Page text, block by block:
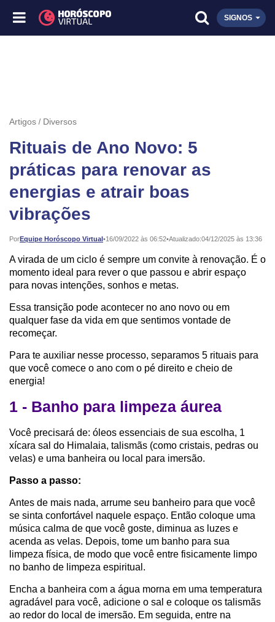
SIGNOS
Artigos Diversos
Rituais de Ano Novo: 5
práticas para renovar as
energias e atrair boas
vibrações
PorEquipe Horóscopo Virtual•
Publicado: 16/09/2022 às 06:52•Atualizado:04/12/2025 às 13:36
A virada de um ciclo é sempre um convite à renovação. É o
momento ideal para rever o que passou e abrir espaço
para novas intenções, sonhos e metas.
Essa transição pode acontecer no ano novo ou em
qualquer fase da vida em que sentimos vontade de
recomeçar.
Para te auxiliar nesse processo, separamos 5 rituais para
que você comece o ano com o pé direito e cheio de
energia!
1 - Banho para limpeza áurea
Você precisará de: óleos essenciais de sua escolha, 1
xícara sal do Himalaia, talismãs (como cristais, pedras ou
velas) e uma banheira ou local para imersão.
Passo a passo:
Antes de mais nada, arrume seu banheiro para que você
se sinta confortável naquele espaço. Então coloque uma
música calma de que você goste, diminua as luzes e
acenda as velas. Depois, tome um banho para sua
limpeza física, de modo que você entre fisicamente limpo
no banho de limpeza espiritual.
Encha a banheira com a água morna em uma temperatura
agradável para você, adicione o sal e coloque os talismãs
ao redor do local de imersão. Em seguida, entre na